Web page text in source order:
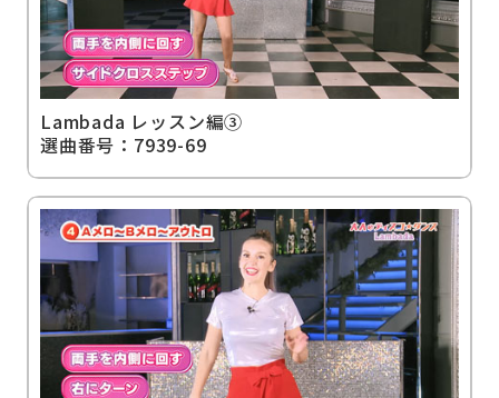
Lambada レッスン編③
選曲番号：7939-69